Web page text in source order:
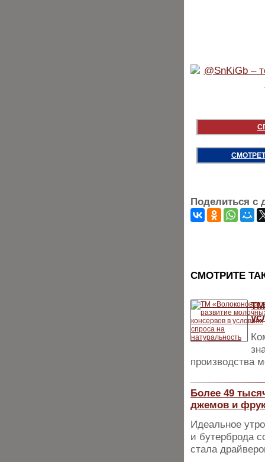
Поделиться с
CМОТРИТЕ
ТМ
производства
Более 49
джемов и
Идеальное
и бутерброда
стала